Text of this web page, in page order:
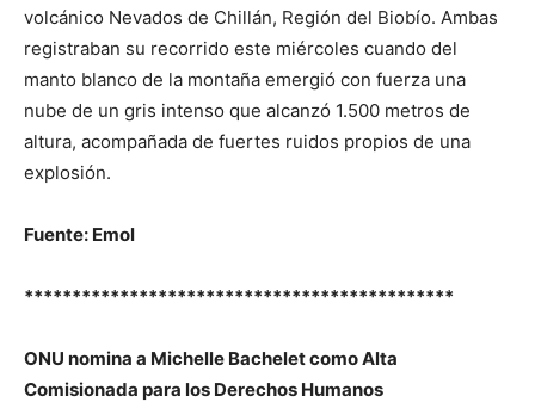
volcánico Nevados de Chillán, Región del Biobío. Ambas
registraban su recorrido este miércoles cuando del
manto blanco de la montaña emergió con fuerza una
nube de un gris intenso que alcanzó 1.500 metros de
altura, acompañada de fuertes ruidos propios de una
explosión.
Fuente: Emol
*********************************************
ONU nomina a Michelle Bachelet como Alta
Comisionada para los Derechos Humanos